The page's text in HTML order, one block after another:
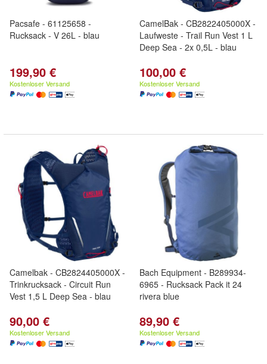
Pacsafe - 61125658 -
Rucksack - V 26L - blau
199,90 €
Kostenloser Versand
CamelBak - CB2822405000X -
Laufweste - Trail Run Vest 1 L
Deep Sea - 2x 0,5L - blau
100,00 €
Kostenloser Versand
Camelbak - CB2824405000X -
Trinkrucksack - Circuit Run
Vest 1,5 L Deep Sea - blau
90,00 €
Kostenloser Versand
Bach Equipment - B289934-
6965 - Rucksack Pack it 24
rivera blue
89,90 €
Kostenloser Versand